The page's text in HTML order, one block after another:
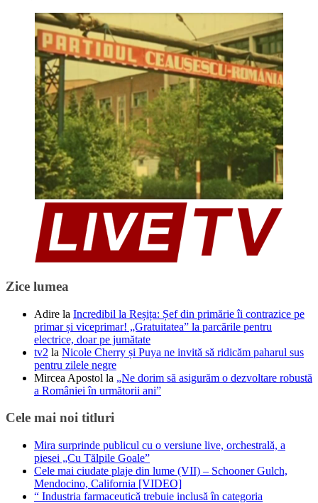
Zice lumea
Adire la Incredibil la Reșița: Șef din primărie îi contrazice pe
primar și viceprimar! „Gratuitatea” la parcările pentru
electrice, doar pe jumătate
tv2 la Nicole Cherry și Puya ne invită să ridicăm paharul sus
pentru zilele negre
Mircea Apostol la „Ne dorim să asigurăm o dezvoltare robustă
a României în următorii ani”
Cele mai noi titluri
Mira surprinde publicul cu o versiune live, orchestrală, a
piesei „Cu Tălpile Goale”
Cele mai ciudate plaje din lume (VII) – Schooner Gulch,
Mendocino, California [VIDEO]
“ Industria farmaceutică trebuie inclusă în categoria